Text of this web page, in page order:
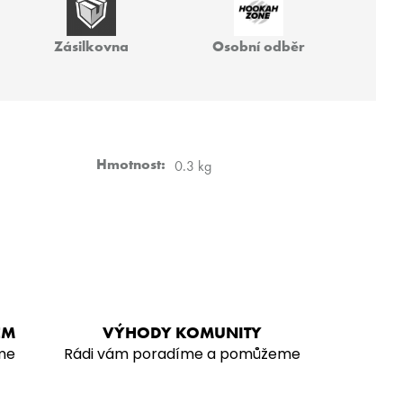
Zásilkovna Osobní odběr
Hmotnost: 0.3 kg
VÝHODY KOMUNITY
Rádi vám poradíme a pomůžeme